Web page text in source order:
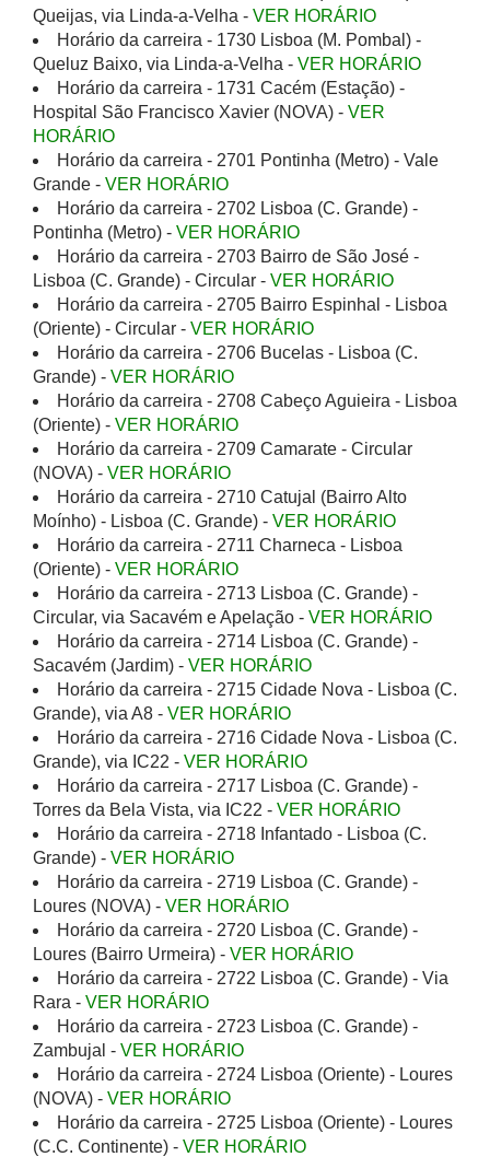
Queijas, via Linda-a-Velha - VER HORÁRIO
Horário da carreira - 1730 Lisboa (M. Pombal) -
Queluz Baixo, via Linda-a-Velha - VER HORÁRIO
Horário da carreira - 1731 Cacém (Estação) -
Hospital São Francisco Xavier (NOVA) - VER
HORÁRIO
Horário da carreira - 2701 Pontinha (Metro) - Vale
Grande - VER HORÁRIO
Horário da carreira - 2702 Lisboa (C. Grande) -
Pontinha (Metro) - VER HORÁRIO
Horário da carreira - 2703 Bairro de São José -
Lisboa (C. Grande) - Circular - VER HORÁRIO
Horário da carreira - 2705 Bairro Espinhal - Lisboa
(Oriente) - Circular - VER HORÁRIO
Horário da carreira - 2706 Bucelas - Lisboa (C.
Grande) - VER HORÁRIO
Horário da carreira - 2708 Cabeço Aguieira - Lisboa
(Oriente) - VER HORÁRIO
Horário da carreira - 2709 Camarate - Circular
(NOVA) - VER HORÁRIO
Horário da carreira - 2710 Catujal (Bairro Alto
Moínho) - Lisboa (C. Grande) - VER HORÁRIO
Horário da carreira - 2711 Charneca - Lisboa
(Oriente) - VER HORÁRIO
Horário da carreira - 2713 Lisboa (C. Grande) -
Circular, via Sacavém e Apelação - VER HORÁRIO
Horário da carreira - 2714 Lisboa (C. Grande) -
Sacavém (Jardim) - VER HORÁRIO
Horário da carreira - 2715 Cidade Nova - Lisboa (C.
Grande), via A8 - VER HORÁRIO
Horário da carreira - 2716 Cidade Nova - Lisboa (C.
Grande), via IC22 - VER HORÁRIO
Horário da carreira - 2717 Lisboa (C. Grande) -
Torres da Bela Vista, via IC22 - VER HORÁRIO
Horário da carreira - 2718 Infantado - Lisboa (C.
Grande) - VER HORÁRIO
Horário da carreira - 2719 Lisboa (C. Grande) -
Loures (NOVA) - VER HORÁRIO
Horário da carreira - 2720 Lisboa (C. Grande) -
Loures (Bairro Urmeira) - VER HORÁRIO
Horário da carreira - 2722 Lisboa (C. Grande) - Via
Rara - VER HORÁRIO
Horário da carreira - 2723 Lisboa (C. Grande) -
Zambujal - VER HORÁRIO
Horário da carreira - 2724 Lisboa (Oriente) - Loures
(NOVA) - VER HORÁRIO
Horário da carreira - 2725 Lisboa (Oriente) - Loures
(C.C. Continente) - VER HORÁRIO